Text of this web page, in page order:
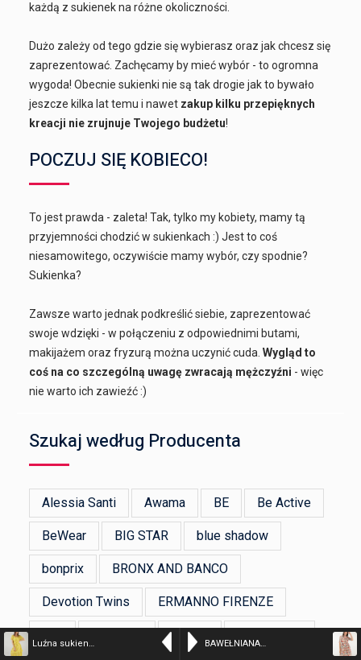
Luźna sukienka w kwiaty – kolor n/a – 75-3783C BAMBOO BAWEŁNIANA SUKIENKA W KWIATY – kolor n/a – 248-A030 BEIGE
każdą z sukienek na różne okoliczności.
Dużo zależy od tego gdzie się wybierasz oraz jak chcesz się
zaprezentować. Zachęcamy by mieć wybór - to ogromna
wygoda! Obecnie sukienki nie są tak drogie jak to bywało
jeszcze kilka lat temu i nawet zakup kilku przepięknych
kreacji nie zrujnuje Twojego budżetu!
POCZUJ SIĘ KOBIECO!
To jest prawda - zaleta! Tak, tylko my kobiety, mamy tą
przyjemności chodzić w sukienkach :) Jest to coś
niesamowitego, oczywiście mamy wybór, czy spodnie?
Sukienka?
Zawsze warto jednak podkreślić siebie, zaprezentować
swoje wdzięki - w połączeniu z odpowiednimi butami,
makijażem oraz fryzurą można uczynić cuda.Wygląd to
coś na co szczególną uwagę zwracają mężczyźni - więc
nie warto ich zawieźć :)
Szukaj według Producenta
Alessia Santi Awama BE Be Active
BeWear BIG STAR blue shadow
bonprix BRONX AND BANCO
Devotion Twins ERMANNO FIRENZE
GANNI